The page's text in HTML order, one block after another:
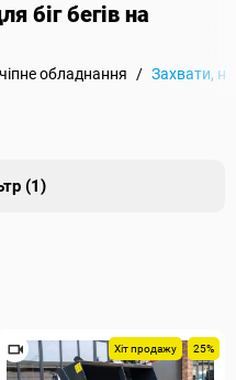
біг бегів на
обладнання / Захвати,
(1)
Хіт продажу 25%